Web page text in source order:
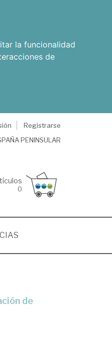
la funcionalidad
de
Registrarse
PENINSULAR
0